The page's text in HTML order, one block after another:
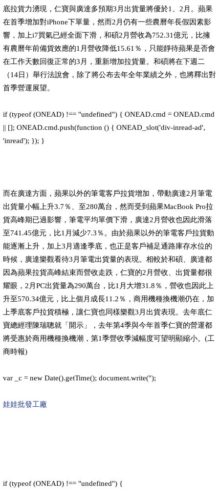
底拉貨力湧現，仁寶與廣達多預期3月出貨量將優於1、2月。蘋果
在首季增加對iPhone下單量，然而2月仍有一些農曆年長假因素影
響，加上i7買氣已經全面下滑，和碩2月營收為752.31億元，比擁
有農曆年前備貨效應的1月營收降低15.61％，只能靜待蘋果是否會
在工作天數回復正常的3月，重新增加拉貨量。和碩將在下週二
（14日）舉行法說會，除了將公布去年全年業績之外，也將釋出對
首季營運展望。
if (typeof (ONEAD) !== "undefined") { ONEAD.cmd = ONEAD.cmd
|| []; ONEAD.cmd.push(function () { ONEAD_slot('div-inread-ad',
'inread'); }); }
而在廣達方面，蘋果以外的筆電客戶拉貨增加，帶動廣達2月筆電
出貨量小幅上升3.7％、至280萬台，然而受到蘋果MacBook Pro拉
貨高峰期已過影響，筆電平均單價下滑，廣達2月營收也因此滑落
至741.45億元，比1月減少7.3％。由於蘋果以外的筆電客戶拉貨動
能逐漸上升，加上3月適逢季底，也正是客戶補足通路庫存水位的
時候，廣達樂觀看待3月筆電出貨量的表現。相較於和碩、廣達都
因為蘋果拉貨高峰結束而營收走跌，仁寶的2月營收、出貨量都很
耀眼，2月PC出貨量為290萬台，比1月大增31.8％，營收也因此上
升至570.34億元，比上個月成長11.2％，商用機種換機潮仍在，加
上季底客戶拉貨積極，讓仁寶也同樣樂觀3月出貨表現。去年底仁
寶總經理陳瑞聰就「開示」，去年第4季與今年首季仁寶的營運都
將受惠於商用機種換機潮，第1季營收季減幅度可望明顯縮小。(工
商時報)
var _c = new Date().getTime(); document.write('');
娃娃批發工廠
if (typeof (ONEAD) !== "undefined") {